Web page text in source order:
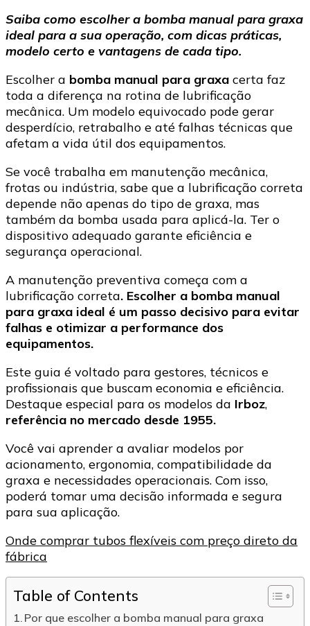
como
escolher
o
certo
para
sua
aplicação
Saiba como escolher a bomba manual para graxa
ideal para a sua operação, com dicas práticas,
modelo certo e vantagens de cada tipo.
Escolher a bomba manual para graxa certa faz
toda a diferença na rotina de lubrificação
mecânica. Um modelo equivocado pode gerar
desperdício, retrabalho e até falhas técnicas que
afetam a vida útil dos equipamentos.
Se você trabalha em manutenção mecânica,
frotas ou indústria, sabe que a lubrificação correta
depende não apenas do tipo de graxa, mas
também da bomba usada para aplicá-la. Ter o
dispositivo adequado garante eficiência e
segurança operacional.
A manutenção preventiva começa com a
lubrificação correta. Escolher a bomba manual
para graxa ideal é um passo decisivo para evitar
falhas e otimizar a performance dos
equipamentos.
Este guia é voltado para gestores, técnicos e
profissionais que buscam economia e eficiência.
Destaque especial para os modelos da Irboz,
referência no mercado desde 1955.
Você vai aprender a avaliar modelos por
acionamento, ergonomia, compatibilidade da
graxa e necessidades operacionais. Com isso,
poderá tomar uma decisão informada e segura
para sua aplicação.
Onde comprar tubos flexíveis com preço direto da
fábrica
Table of Contents
Por que escolher a bomba manual para graxa